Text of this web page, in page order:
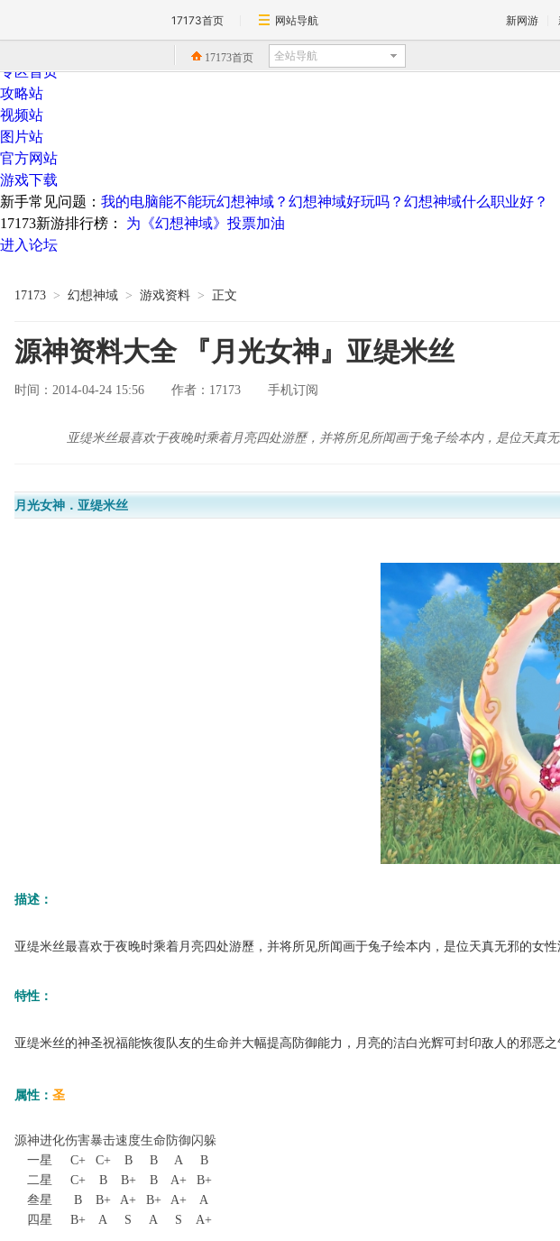
17173首页 网站导航 新网游
17173首页
hxsy.17173.com
专区首页
攻略站
视频站
图片站
官方网站
游戏下载
新手常见问题： 我的电脑能不能玩幻想神域？ 幻想神域好玩吗？ 幻想神域什么职业好？
17173新游排行榜：
为《幻想神域》投票加油
进入论坛
17173 > 幻想神域 > 游戏资料 > 正文
源神资料大全 『月光女神』亚缇米丝
时间：2014-04-24 15:56 作者： 17173 手机订阅
亚缇米丝最喜欢于夜晚时乘着月亮四处游歷，并将所见所闻画于兔子绘本内，是位天
月光女神．亚缇米丝
描述：
亚缇米丝最喜欢于夜晚时乘着月亮四处游歷，并将所见所闻画于兔子绘本内，是位天真无邪的女
特性：
亚缇米丝的神圣祝福能恢復队友的生命并大幅提高防御能力，月亮的洁白光辉可封印敌人的邪恶
属性： 圣
源神进化伤害暴击速度生命防御闪躲
一星
C+ C+ B B A
B
二星
C+ B B+ B A+
B+
叁星
B B+ A+ B+ A+
A
四星
B+ A S A S A+